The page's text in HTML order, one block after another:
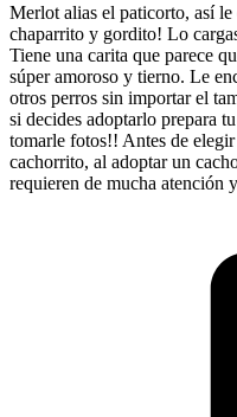
Merlot alias el paticorto, así le
chaparrito y gordito! Lo
Tiene una carita que parece
súper amoroso y tierno. Le
otros perros sin importar el
si decides adoptarlo prepara
tomarle fotos!! Antes de
cachorrito, al adoptar un
requieren de mucha atención